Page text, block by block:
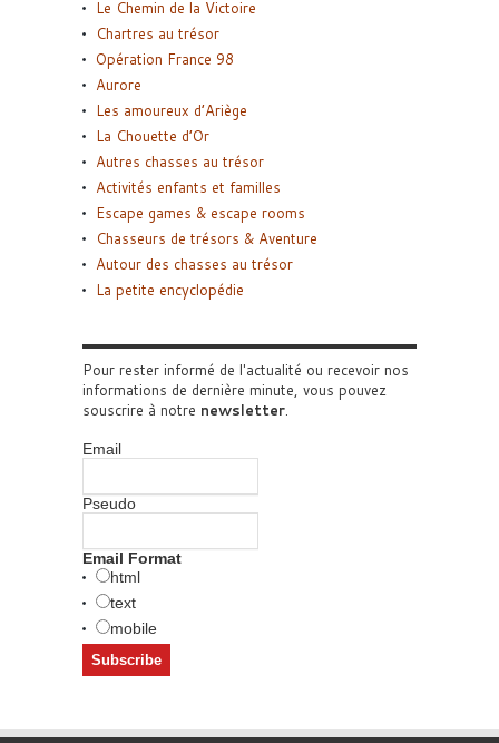
Le Chemin de la Victoire
Chartres au trésor
Opération France 98
Aurore
Les amoureux d’Ariège
La Chouette d’Or
Autres chasses au trésor
Activités enfants et familles
Escape games & escape rooms
Chasseurs de trésors & Aventure
Autour des chasses au trésor
La petite encyclopédie
Pour rester informé de l'actualité ou recevoir nos
informations de dernière minute, vous pouvez
souscrire à notre newsletter.
Email
Pseudo
Email Format
html
text
mobile